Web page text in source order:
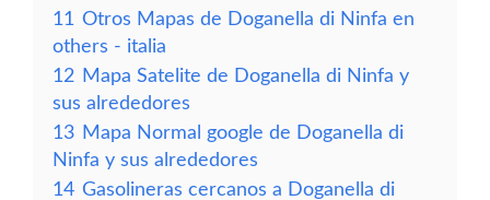
11 Otros Mapas de Doganella di Ninfa en
others - italia
12 Mapa Satelite de Doganella di Ninfa y
sus alrededores
13 Mapa Normal google de Doganella di
Ninfa y sus alrededores
14 Gasolineras cercanos a Doganella di